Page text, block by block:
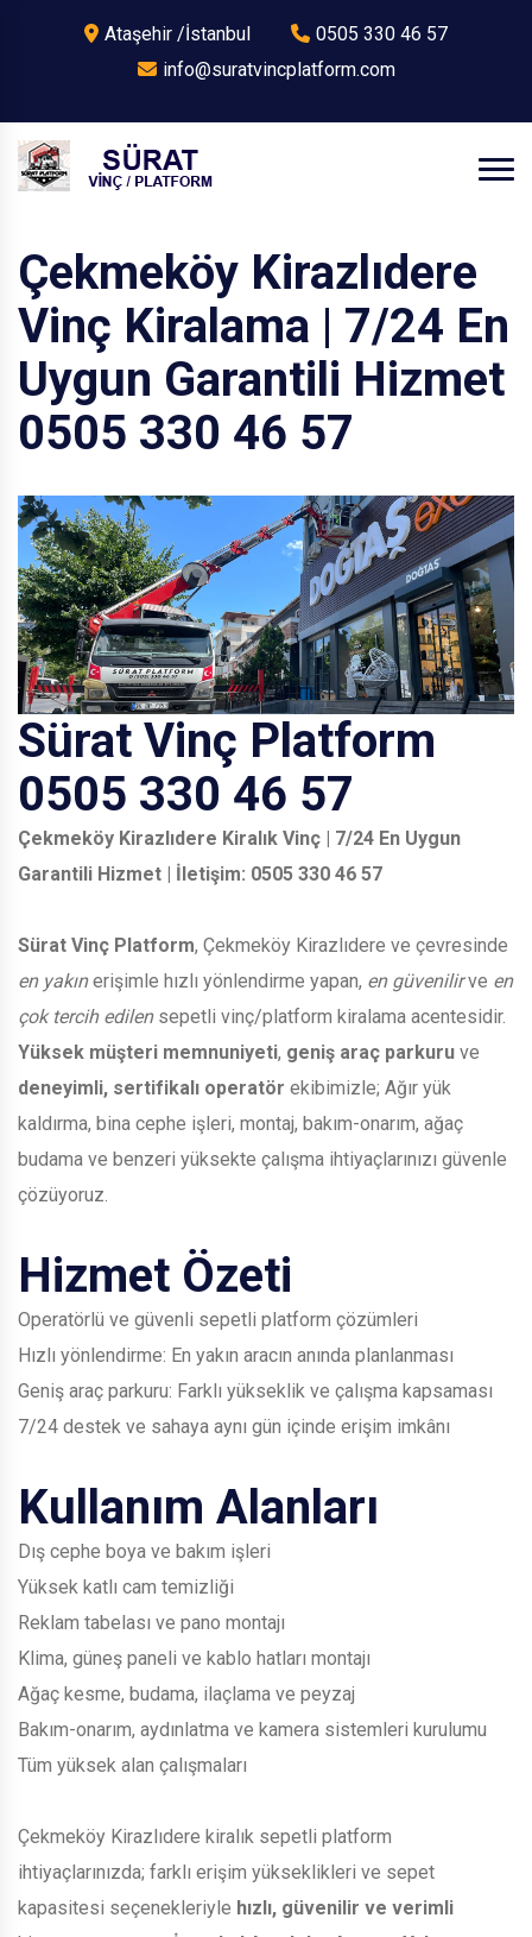
Ataşehir /İstanbul
0505 330 46 57
info@suratvincplatform.com
Çekmeköy Kirazlıdere
Vinç Kiralama | 7/24 En
Uygun Garantili Hizmet
0505 330 46 57
Sürat Vinç Platform
0505 330 46 57
Çekmeköy Kirazlıdere Kiralık Vinç | 7/24 En Uygun
Garantili Hizmet | İletişim: 0505 330 46 57
Sürat Vinç Platform, Çekmeköy Kirazlıdere ve çevresinde
en yakınerişimle hızlı yönlendirme yapan, en güvenilirve en
çok tercih edilensepetli vinç/platform kiralama acentesidir.
Yüksek müşteri memnuniyeti, geniş araç parkuru ve
deneyimli, sertifikalı operatör ekibimizle; Ağır yük
kaldırma, bina cephe işleri, montaj, bakım-onarım, ağaç
budama ve benzeri yüksekte çalışma ihtiyaçlarınızı güvenle
çözüyoruz.
Hizmet Özeti
Operatörlü ve güvenli sepetli platform çözümleri
Hızlı yönlendirme: En yakın aracın anında planlanması
Geniş araç parkuru: Farklı yükseklik ve çalışma kapsaması
7/24 destek ve sahaya aynı gün içinde erişim imkânı
Kullanım Alanları
Dış cephe boya ve bakım işleri
Yüksek katlı cam temizliği
Reklam tabelası ve pano montajı
Klima, güneş paneli ve kablo hatları montajı
Ağaç kesme, budama, ilaçlama ve peyzaj
Bakım-onarım, aydınlatma ve kamera sistemleri kurulumu
Tüm yüksek alan çalışmaları
Çekmeköy Kirazlıdere kiralık sepetli platform
ihtiyaçlarınızda; farklı erişim yükseklikleri ve sepet
kapasitesi seçenekleriyle hızlı, güvenilir ve verimli